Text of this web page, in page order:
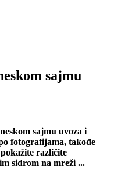
sajmu
sajmu uvoza i
fotografijama, takođe
različite
sidrom na mreži ...